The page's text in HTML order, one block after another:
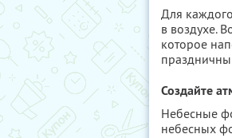
Для
в воздухе.
которое
Создайте
Небесные
небесных